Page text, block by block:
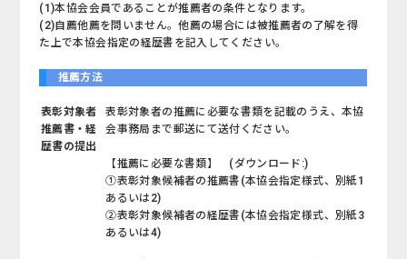
(1)本協会会員であることが推薦者の条件となります。
(2)自薦他薦を問いません。他薦の場合には被推薦者の了解を得
た上で本協会指定の経歴書を記入してください。
推薦方法
表彰対象者
推薦書・経
歴書の提出
表彰対象者の推薦に必要な書類を記載のうえ、本協
会事務局まで郵送にて送付ください。
【推薦に必要な書類】 (ダウンロード:)
①表彰対象候補者の推薦書(本協会指定様式、別紙1
あるいは2)
②表彰対象候補者の経歴書(本協会指定様式、別紙3
あるいは4)